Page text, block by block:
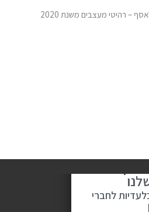
– רהיטי מעצבים משנת 2020
לחברי